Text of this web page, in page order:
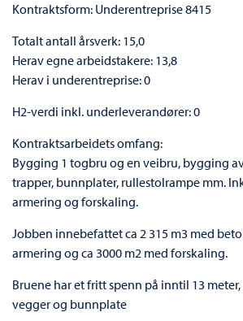
Kontraktsform: Underentreprise 8415
Totalt antall årsverk: 15,0
Herav egne arbeidstakere: 13,8
Herav i underentreprise: 0
H2-verdi inkl. underleverandører: 0
Kontraktsarbeidets omfang:
Bygging 1 togbru og en veibru, bygging
trapper, bunnplater, rullestolrampe mm.
armering og forskaling.
Jobben innebefattet ca 2 315 m3 med
armering og ca 3000 m2 med forskaling.
Bruene har et fritt spenn på inntil 13
vegger og bunnplate